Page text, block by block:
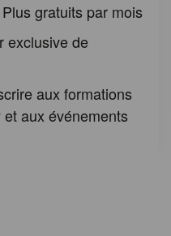
gratuits par mois
exclusive de
aux formations
aux événements